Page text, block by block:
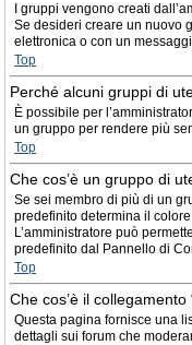
I gruppi vengono creati
Se desideri creare un nuovo
elettronica o con un
Top
Perché alcuni gruppi di
È possibile per
un gruppo per rendere più
Top
Che cos’è un gruppo di
Se sei membro di più di un
predefinito determina il
L’amministratore può
predefinito dal Pannello di
Top
Che cos’è il collegamento
Questa pagina fornisce una
dettagli sui forum che